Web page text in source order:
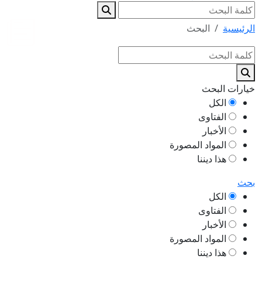
الرئيسية البحث
خيارات البحث
الكل
الفتاوى
الأخبار
المواد المصورة
هذا ديننا
بحث
الكل
الفتاوى
الأخبار
المواد المصورة
هذا ديننا